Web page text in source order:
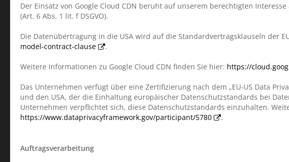
Der Einsatz von Google Cloud CDN beruht auf unserem berechtigten
(Art. 6 Abs. 1 lit. f DSGVO).
Die Datenübertragung in die USA wird auf die Standardvertragsklauseln der
model-contract-clause
.
Weitere Informationen zu Google Cloud CDN finden Sie hier: https://
Das Unternehmen verfügt über eine Zertifizierung nach dem „EU-US Data
und den USA, der die Einhaltung europäischer Datenschutzstandards bei
Unternehmen verpflichtet sich, diese Datenschutzstandards einzuhalten.
https://www.dataprivacyframework.gov/participant/5780
.
Auftragsverarbeitung